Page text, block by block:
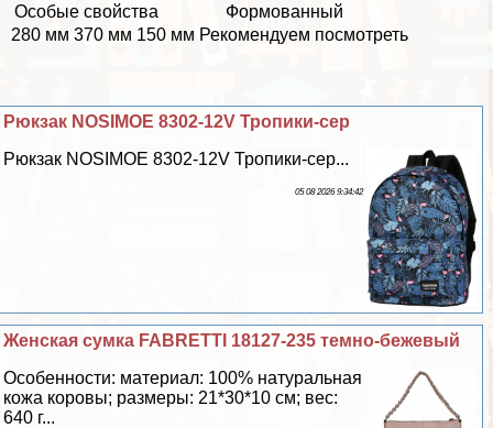
Особые свойства
Формованный
280 мм 370 мм 150 мм Рекомендуем посмотреть
Рюкзак NOSIMOE 8302-12V Тропики-сер
Рюкзак NOSIMOE 8302-12V Тропики-сер...
05 08 2026 9:34:42
Женская сумка FABRETTI 18127-235 темно-бежевый
Особенности: материал: 100% натуральная
кожа коровы; размеры: 21*30*10 см; вес:
640 г...